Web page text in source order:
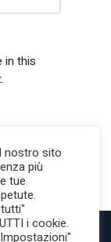
in this
nostro sito
più
tue
i cookie.